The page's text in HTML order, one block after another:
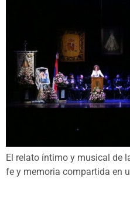
El relato íntimo y musical de
fe y memoria compartida en